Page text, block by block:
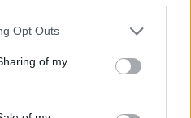
Opt Outs
of my
Puys &
Monts Dore
m Livradois &